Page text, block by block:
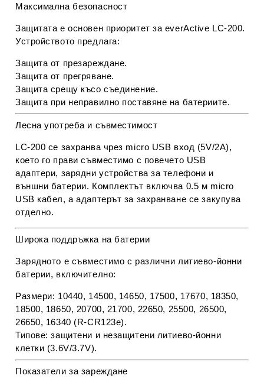
Максимална безопасност
Защитата е основен приоритет за everActive LC-200.
Устройството предлага:
Защита от презареждане.
Защита от прегряване.
Защита срещу късо съединение.
Защита при неправилно поставяне на батериите.
Лесна употреба и съвместимост
LC-200 се захранва чрез micro USB вход (5V/2A),
което го прави съвместимо с повечето USB
адаптери, зарядни устройства за телефони и
външни батерии. Комплектът включва 0.5 м micro
USB кабел, а адаптерът за захранване се закупува
отделно.
Широка поддръжка на батерии
Зарядното е съвместимо с различни литиево-йонни
батерии, включително:
Размери: 10440, 14500, 14650, 17500, 17670, 18350,
18500, 18650, 20700, 21700, 22650, 25500, 26500,
26650, 16340 (R-CR123e).
Типове: защитени и незащитени литиево-йонни
клетки (3.6V/3.7V).
Показатели за зареждане